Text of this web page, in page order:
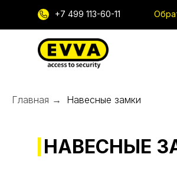
+7 499 113-60-11
Главная → Навесные замки
НАВЕСНЫЕ